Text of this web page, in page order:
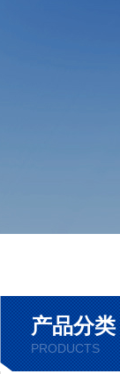
产品分类
PRODUCTS